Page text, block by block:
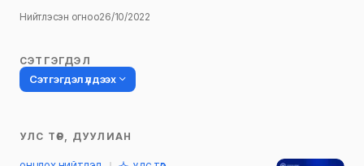
Нийтлэсэн огноо26/10/2022
СЭТГЭГДЭЛ
Сэтгэгдэл үлдээх
Таны имэйл хаягийг нийтлэхгүй.
УЛС ТӨР, ДУУЛИАН